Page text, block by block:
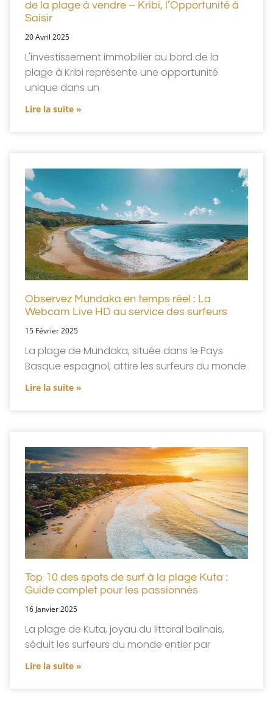
de la plage à vendre – Kribi, l’Opportunité à
Saisir
20 Avril 2025
L'investissement immobilier au bord de la
plage à Kribi représente une opportunité
unique dans un
Lire la suite »
Observez Mundaka en temps réel : La
Webcam Live HD au service des surfeurs
15 Février 2025
La plage de Mundaka, située dans le Pays
Basque espagnol, attire les surfeurs du monde
Lire la suite »
Top 10 des spots de surf à la plage Kuta :
Guide complet pour les passionnés
16 Janvier 2025
La plage de Kuta, joyau du littoral balinais,
séduit les surfeurs du monde entier par
Lire la suite »